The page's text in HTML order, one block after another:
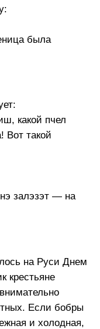
была
какой пчел
Вот такой
залэзэт — на
на Руси Днем
крестьяне
Если бобры
и холодная,